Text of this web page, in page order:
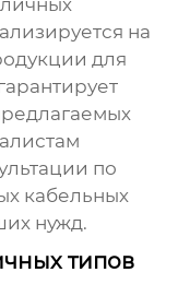
на
для
по
кабельных
нужд.
типов